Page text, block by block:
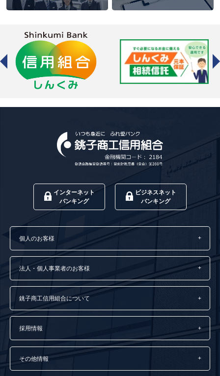
インターネット
バンキング
ビジネスネット
バンキング
個人のお客様
法人・個人事業者のお客様
銚子商工信用組合について
採用情報
その他情報